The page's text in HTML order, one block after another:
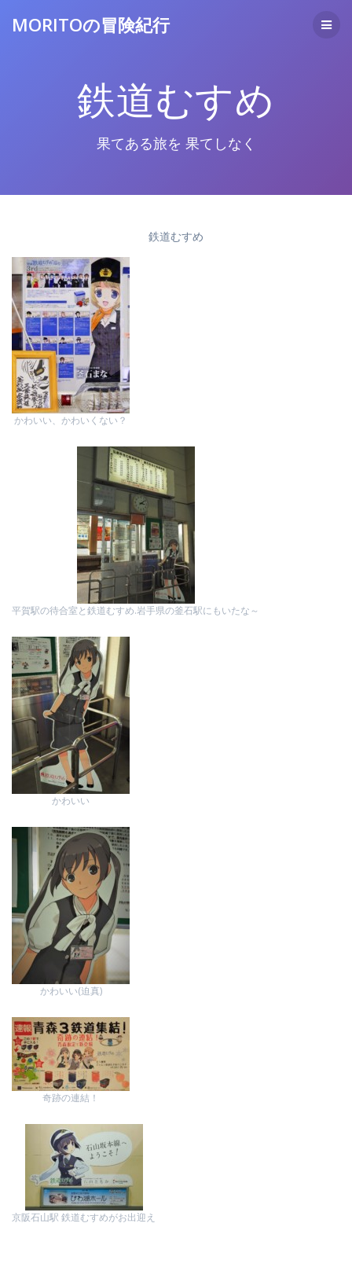
へ
ス
キ
ッ
プ
MORITOの冒険紀行
鉄道むすめ
果てある旅を 果てしなく
鉄道むすめ
かわいい、かわいくない？
平賀駅の待合室と鉄道むすめ.岩手県の釜石駅にもいたな～
かわいい
かわいい(迫真)
奇跡の連結！
京阪石山駅 鉄道むすめがお出迎え